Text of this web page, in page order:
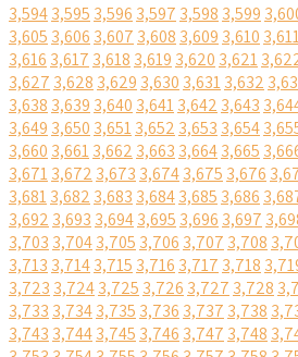
3,5943,595 3,596 3,597 3,598 3,599
3,605 3,606 3,607 3,608 3,609 3,610
3,616 3,617 3,618 3,619 3,620 3,621
3,627 3,628 3,629 3,630 3,6313,632
3,638 3,639 3,640 3,6413,642 3,643
3,649 3,650 3,6513,652 3,653 3,654
3,660 3,6613,662 3,663 3,6643,665
3,6713,672 3,673 3,6743,675 3,676
3,6813,682 3,683 3,6843,685 3,686
3,692 3,693 3,6943,695 3,696 3,697
3,703 3,7043,705 3,706 3,707 3,708
3,713 3,7143,715 3,716 3,717 3,718
3,723 3,7243,725 3,726 3,727 3,728
3,733 3,7343,735 3,736 3,737 3,738
3,743 3,7443,745 3,746 3,747 3,748